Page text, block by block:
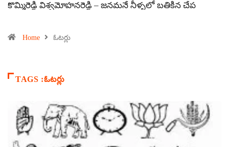
కొమ్మిరెడ్డి విశ్వమోహనరెడ్డి – జనమనే నీళ్ళలో బతికిన చేప
Home ఓటర్లు
TAGS :ఓటర్లు